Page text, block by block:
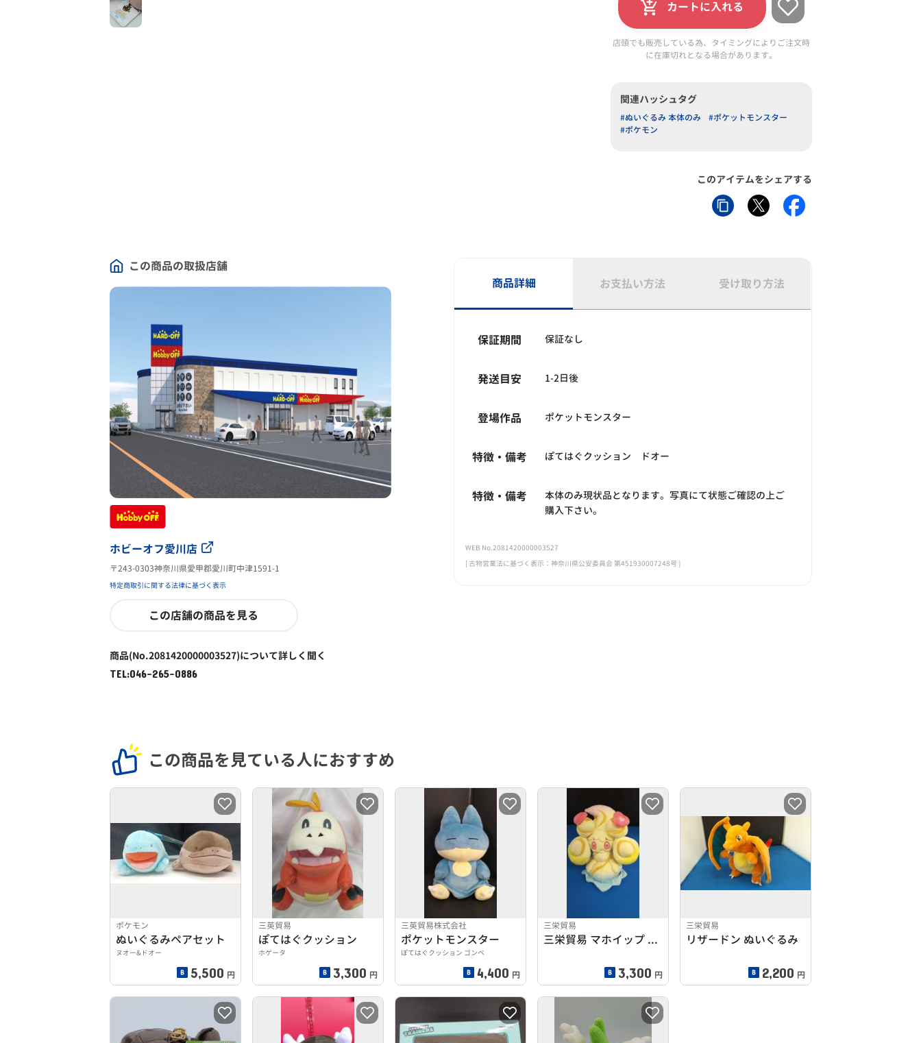
カートに入れる
店頭でも販売している為、タイミングによりご注文時
に在庫切れとなる場合があります。
関連ハッシュタグ
#ぬいぐるみ 本体のみ
#ポケットモンスター
#ポケモン
このアイテムをシェアする
この商品の取扱店舗
ホビーオフ愛川店
〒243-0303神奈川県愛甲郡愛川町中津1591-1
特定商取引に関する法律に基づく表示
この店舗の商品を見る
商品(No.2081420000003527)について詳しく聞く
TEL:046-265-0886
商品詳細 お支払い方法 受け取り方法
保証期間 保証なし
発送目安 1-2日後
登場作品 ポケットモンスター
特徴・備考 ぽてはぐクッション ドオー
特徴・備考
本体のみ現状品となります。写真にて状態ご確認の上ご
購入下さい。
WEB No.2081420000003527
[ 古物営業法に基づく表示：神奈川県公安委員会 第451930007248号 ]
この商品を見ている人におすすめ
ポケモン
ぬいぐるみペアセット
ヌオー&ドオー
5,500 円
三英貿易
ぽてはぐクッション
ホゲータ
3,300 円
三英貿易株式会社
ポケットモンスター
ぽてはぐクッション ゴンベ
4,400 円
三栄貿易
三栄貿易 マホイップ トリプルミックス ハートアメざいく
3,300 円
三栄貿易
リザードン ぬいぐるみ
2,200 円